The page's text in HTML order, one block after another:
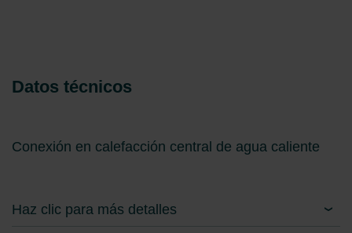
Datos técnicos
Conexión en calefacción central de agua caliente
Haz clic para más detalles